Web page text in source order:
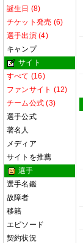
誕生日 (8)
チケット発売 (6)
選手出演 (4)
キャンプ
サイト
すべて (16)
ファンサイト (12)
チーム公式 (3)
選手公式
著名人
メディア
サイトを推薦
選手
選手名鑑
故障者
移籍
エピソード
契約状況